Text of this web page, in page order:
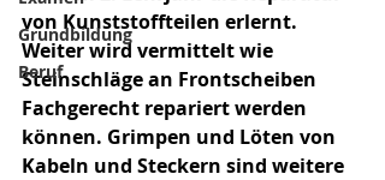
Grundbildung
Beruf
von Kunststoffteilen erlernt.
Weiter wird vermittelt wie
Steinschläge an Frontscheiben
Fachgerecht repariert werden
können. Grimpen und Löten von
Kabeln und Steckern sind weitere